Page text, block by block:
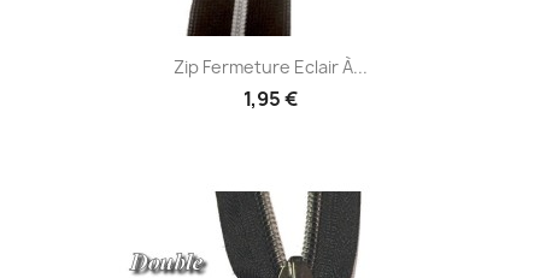
Zip Fermeture Eclair À...
1,95 €